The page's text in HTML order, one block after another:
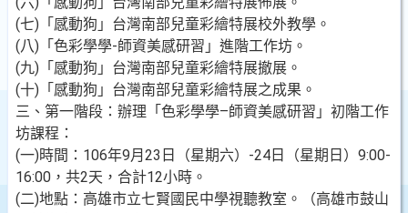
(七)「感動狗」台灣南部兒童彩繪特展校外教學。
(八)「色彩學學-師資美感研習」進階工作坊。
(九)「感動狗」台灣南部兒童彩繪特展撤展。
(十)「感動狗」台灣南部兒童彩繪特展之成果。
三、第一階段：辦理「色彩學學–師資美感研習」初階工作
坊課程：
(一)時間：106年9月23日（星期六）-24日（星期日）9:00-
16:00，共2天，合計12小時。
(二)地點：高雄市立七賢國民中學視聽教室。（高雄市鼓山